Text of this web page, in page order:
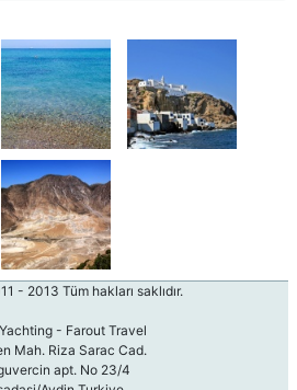
- 2013 Tüm hakları saklıdır.
- Farout Travel
Mah. Riza Sarac Cad.
apt. No 23/4